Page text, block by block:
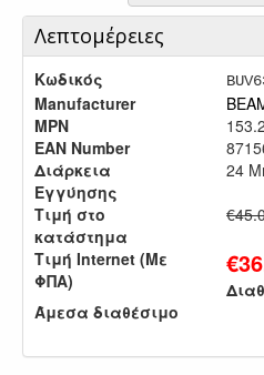
Λεπτομέρειες
Κωδικός
Manufacturer
MPN
EAN Number
Διάρκεια
Εγγύησης
24
Τιμή στο
κατάστημα
Τιμή Internet (Με
ΦΠΑ)
€
Άμεσα διαθέσιμο